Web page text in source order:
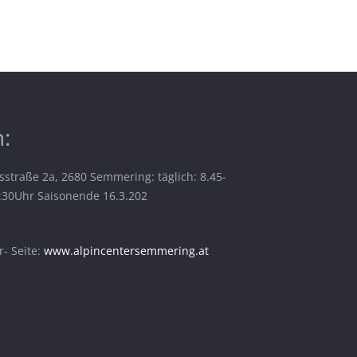
2a, 2680 Semmering: täglich: 8.45-
Saisonende 16.3.202
Seite: www.alpincentersemmering.at